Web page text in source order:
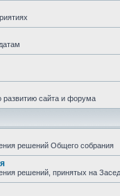
развитию сайта и форума
решений Общего собрания
решений, принятых на